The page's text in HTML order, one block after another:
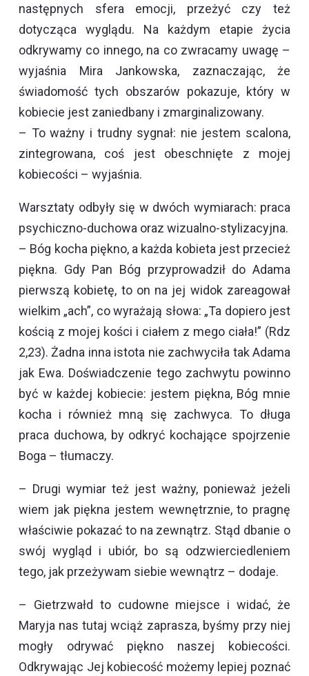
następnych sfera emocji, przeżyć czy też
dotycząca wyglądu. Na każdym etapie życia
odkrywamy co innego, na co zwracamy uwagę –
wyjaśnia Mira Jankowska, zaznaczając, że
świadomość tych obszarów pokazuje, który w
kobiecie jest zaniedbany i zmarginalizowany.
– To ważny i trudny sygnał: nie jestem scalona,
zintegrowana, coś jest obeschnięte z mojej
kobiecości – wyjaśnia.
Warsztaty odbyły się w dwóch wymiarach: praca
psychiczno-duchowa oraz wizualno-stylizacyjna.
– Bóg kocha piękno, a każda kobieta jest przecież
piękna. Gdy Pan Bóg przyprowadził do Adama
pierwszą kobietę, to on na jej widok zareagował
wielkim „ach”, co wyrażają słowa: „Ta dopiero jest
kością z mojej kości i ciałem z mego ciała!” (Rdz
2,23). Żadna inna istota nie zachwyciła tak Adama
jak Ewa. Doświadczenie tego zachwytu powinno
być w każdej kobiecie: jestem piękna, Bóg mnie
kocha i również mną się zachwyca. To długa
praca duchowa, by odkryć kochające spojrzenie
Boga – tłumaczy.
– Drugi wymiar też jest ważny, ponieważ jeżeli
wiem jak piękna jestem wewnętrznie, to pragnę
właściwie pokazać to na zewnątrz. Stąd dbanie o
swój wygląd i ubiór, bo są odzwierciedleniem
tego, jak przeżywam siebie wewnątrz – dodaje.
– Gietrzwałd to cudowne miejsce i widać, że
Maryja nas tutaj wciąż zaprasza, byśmy przy niej
mogły odrywać piękno naszej kobiecości.
Odkrywając Jej kobiecość możemy lepiej poznać